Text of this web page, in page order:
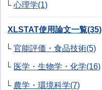
心理学(1)
XLSTAT使用論文一覧(35)
官能評価・食品技術(5)
医学・生物学・化学(16)
農学・環境科学(7)